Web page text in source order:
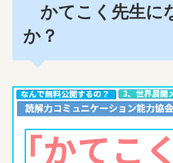
かてこく先生に
か？